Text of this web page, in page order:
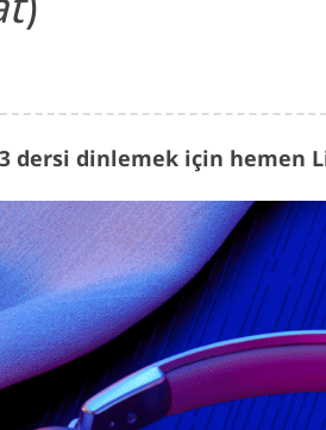
dersi dinlemek için hemen